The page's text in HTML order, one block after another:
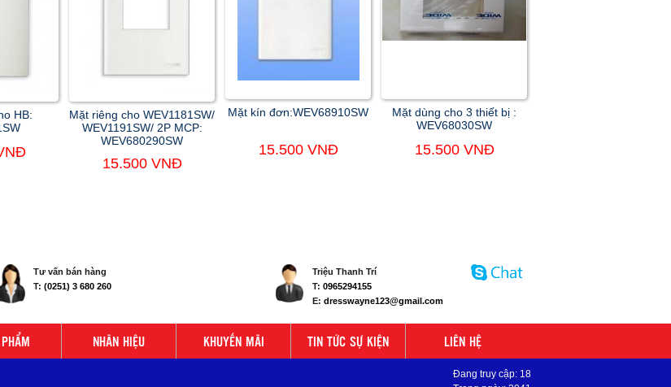
HB:
Mặt riêng cho WEV1181SW/
WEV1191SW/ 2P MCP:
WEV680290SW
15.500 VNĐ
Mặt kín đơn:WEV68910SW
15.500 VNĐ
Mặt dùng cho 3 thiết bị :
WEV68030SW
15.500 VNĐ
Tư vấn bán hàng
T: (0251) 3 680 260
Triệu Thanh Trí
T: 0965294155
E: dresswayne123@gmail.com
NHÃN HIỆU KHUYẾN MÃI TIN TỨC SỰ KIỆN LIÊN HỆ
Đang truy cập: 18